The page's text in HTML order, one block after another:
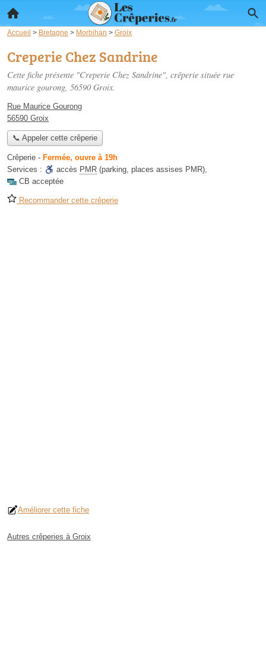
Accueil > Bretagne > Morbihan > Groix
Creperie Chez Sandrine
Cette fiche présente "Creperie Chez Sandrine", crêperie située rue
maurice gourong, 56590 Groix.
Rue Maurice Gourong
56590 Groix
📞 Appeler cette crêperie
Crêperie - Fermée, ouvre à 19h
Services :
accès PMR (parking, places assises PMR),
CB acceptée
Recommander cette crêperie
Améliorer cette fiche
Autres crêperies à Groix